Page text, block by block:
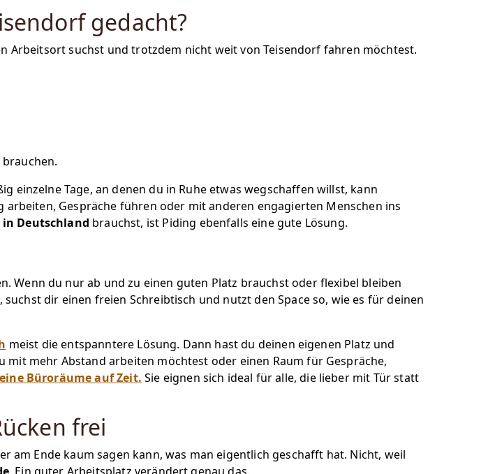
gedacht?
Arbeitsort suchst und trotzdem nicht weit von Teisendorf fahren möchtest.
einzelne Tage, an denen du in Ruhe etwas wegschaffen willst, kann
Gespräche führen oder mit anderen engagierten Menschen ins
Deutschland brauchst, ist Piding ebenfalls eine gute Lösung.
Wenn du nur ab und zu einen guten Platz brauchst oder flexibel bleiben
dir einen freien Schreibtisch und nutzt den Space so, wie es für deinen
meist die entspanntere Lösung. Dann hast du deinen eigenen Platz und
mehr Abstand arbeiten möchtest oder einen Raum für Gespräche,
Büroräume auf Zeit. Sie eignen sich ideal für alle, die lieber mit Tür statt
frei
am Ende kaum sagen kann, was man eigentlich geschafft hat. Nicht, weil